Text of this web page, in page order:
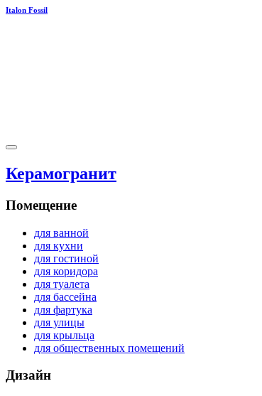
Italon Fossil
Керамогранит
Помещение
для ванной
для кухни
для гостиной
для коридора
для туалета
для бассейна
для фартука
для улицы
для крыльца
для общественных помещений
Дизайн